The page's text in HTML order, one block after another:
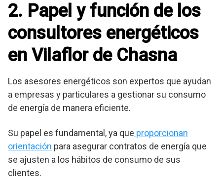
2. Papel y función de los
consultores energéticos
en Vilaflor de Chasna
Los asesores energéticos son expertos que ayudan
a empresas y particulares a gestionar su consumo
de energía de manera eficiente.
Su papel es fundamental, ya que proporcionan
orientación para asegurar contratos de energía que
se ajusten a los hábitos de consumo de sus
clientes.